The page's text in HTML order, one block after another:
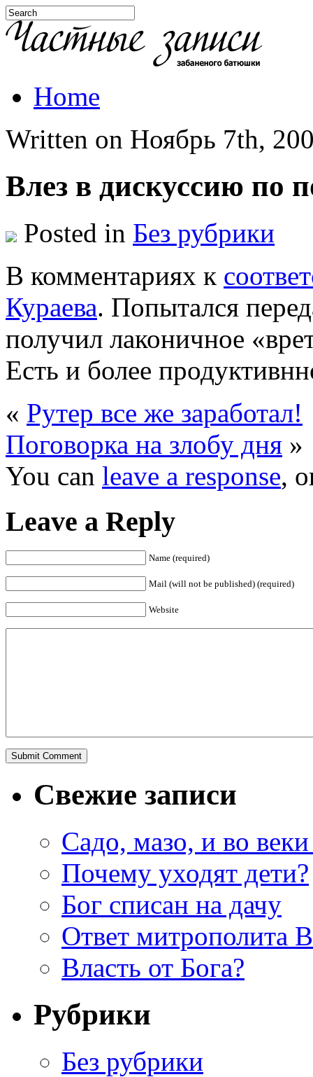
Home
Written on Ноябрь 7th,
Влез в дискуссию по
Posted in Без рубрики
В комментариях к
Кураева. Попытался
получил лаконичное
Есть и более
« Рутер все же заработал!
Поговорка на злобу дня »
You can leave a response,
Leave a Reply
Name (required)
Mail (will not be published) (required)
Website
Свежие записи
Садо, мазо, и во веки
Почему уходят дети?
Бог списан на дачу
Ответ митрополита
Власть от Бога?
Рубрики
Без рубрики